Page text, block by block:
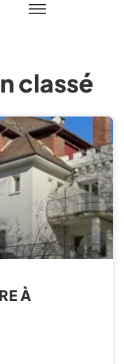
classé
À